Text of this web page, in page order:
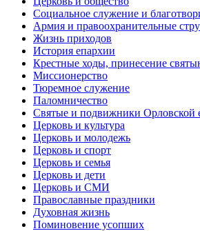
Социальное служение и
Армия и правоохранительные
Жизнь приходов
История епархии
Крестные ходы, принесение
Миссионерство
Тюремное служение
Паломничество
Святые и подвижники Орловской
Церковь и культура
Церковь и молодежь
Церковь и спорт
Церковь и семья
Церковь и дети
Церковь и СМИ
Православные праздники
Духовная жизнь
Поминовение усопших